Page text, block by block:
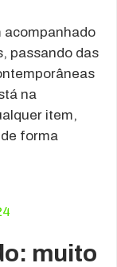
acompanhado
passando das
na
item,
forma
muito